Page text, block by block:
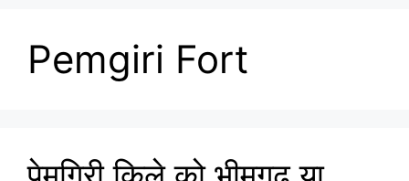
Pemgiri Fort